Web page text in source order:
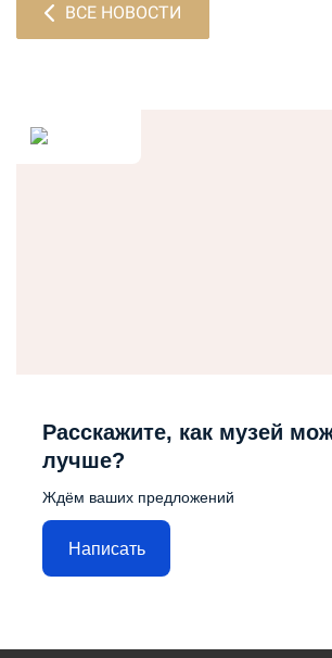
ВСЕ НОВОСТИ
Расскажите, как музей
лучше?
Ждём ваших предложений
Написать